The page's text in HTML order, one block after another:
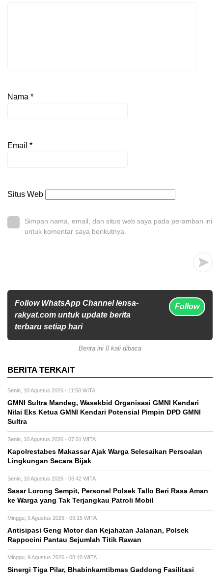
Nama *
Email *
Situs Web
Simpan nama, email, dan situs web saya pada peramban ini
untuk komentar saya berikutnya.
Follow WhatsApp Channel lensa-
rakyat.com untuk update berita
terbaru setiap hari
Follow
Berita ini 0 kali dibaca
BERITA TERKAIT
Senin, 10 Agustus 2026 - 11:58 WITA
GMNI Sultra Mandeg, Wasekbid Organisasi GMNI Kendari
Nilai Eks Ketua GMNI Kendari Potensial Pimpin DPD GMNI
Sultra
Senin, 10 Agustus 2026 - 07:01 WITA
Kapolrestabes Makassar Ajak Warga Selesaikan Persoalan
Lingkungan Secara Bijak
Senin, 10 Agustus 2026 - 06:42 WITA
Sasar Lorong Sempit, Personel Polsek Tallo Beri Rasa Aman
ke Warga yang Tak Terjangkau Patroli Mobil
Minggu, 9 Agustus 2026 - 09:15 WITA
Antisipasi Geng Motor dan Kejahatan Jalanan, Polsek
Rappocini Pantau Sejumlah Titik Rawan
Minggu, 9 Agustus 2026 - 08:40 WITA
Sinergi Tiga Pilar, Bhabinkamtibmas Gaddong Fasilitasi